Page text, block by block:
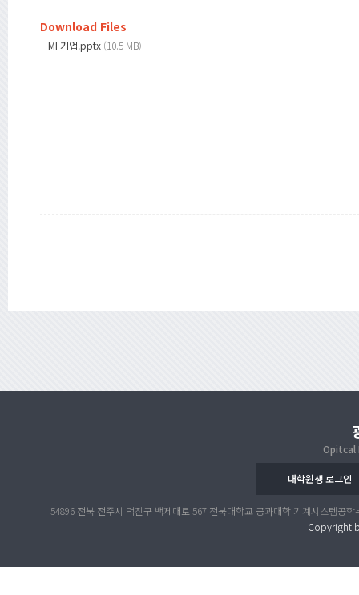
Download Files
MI 기업.pptx (10.5 MB)
대학원생 로그인
54896 전북 전주시 덕진구 백제대로 567 전북대학교 공과대학 기계시스템
Copyright